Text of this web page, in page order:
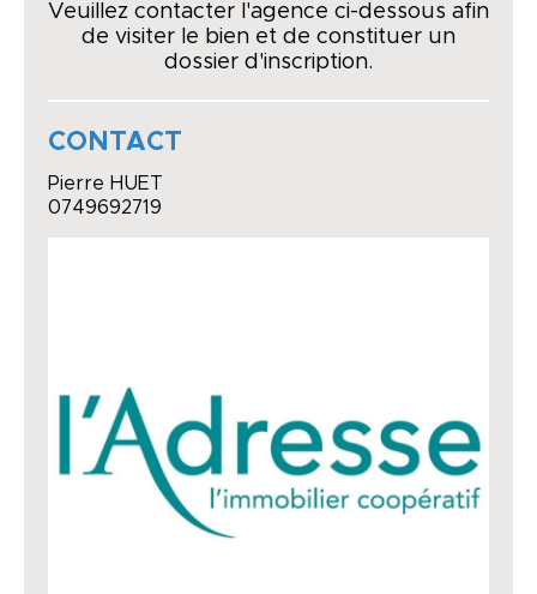
Veuillez contacter l'agence ci-dessous afin
de visiter le bien et de constituer un
dossier d'inscription.
CONTACT
Pierre HUET
0749692719